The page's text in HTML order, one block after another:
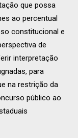
que possa
ao percentual
constitucional e
de
interpretação
para
na restrição da
público ao